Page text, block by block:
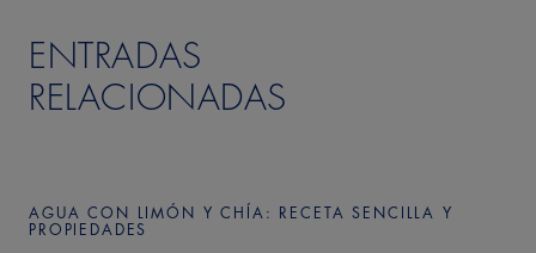
ENTRADAS
RELACIONADAS
AGUA CON LIMÓN Y CHÍA: RECETA SENCILLA Y
PROPIEDADES